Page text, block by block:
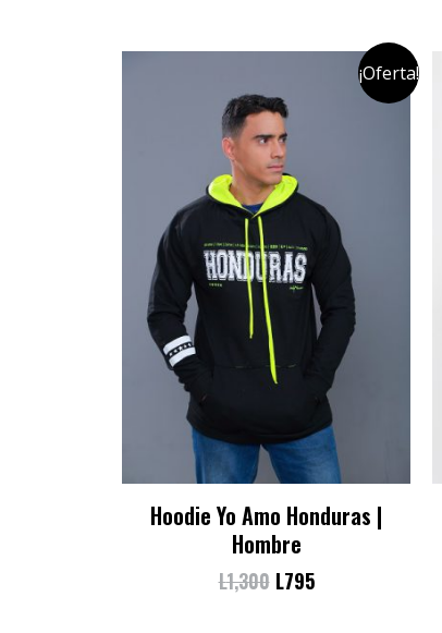
¡Oferta!
Hoodie Yo Amo Honduras |
Hombre
L1,300 L795